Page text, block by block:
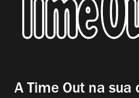
A Time Out na sua